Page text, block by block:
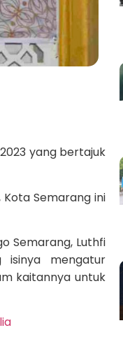
yang bertajuk
Semarang ini
Semarang, Luthfi
isinya mengatur
kaitannya untuk